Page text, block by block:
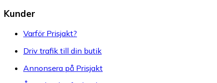
Kunder
Varför Prisjakt?
Driv trafik till din butik
Annonsera på Prisjakt